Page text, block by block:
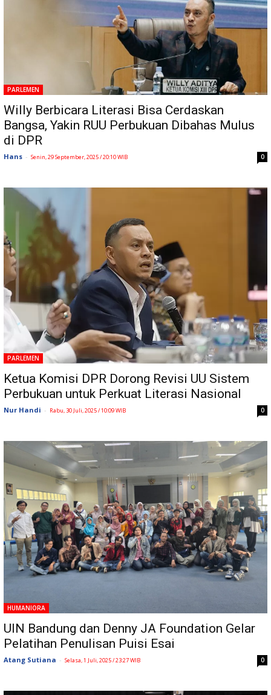
PARLEMEN
Willy Berbicara Literasi Bisa Cerdaskan
Bangsa, Yakin RUU Perbukuan Dibahas Mulus
di DPR
Hans - Senin, 29 September, 2025 / 20:10 WIB 0
PARLEMEN
Ketua Komisi DPR Dorong Revisi UU Sistem
Perbukuan untuk Perkuat Literasi Nasional
Nur Handi - Rabu, 30 Juli, 2025 / 10:09 WIB 0
HUMANIORA
UIN Bandung dan Denny JA Foundation Gelar
Pelatihan Penulisan Puisi Esai
Atang Sutiana - Selasa, 1 Juli, 2025 / 23:27 WIB 0